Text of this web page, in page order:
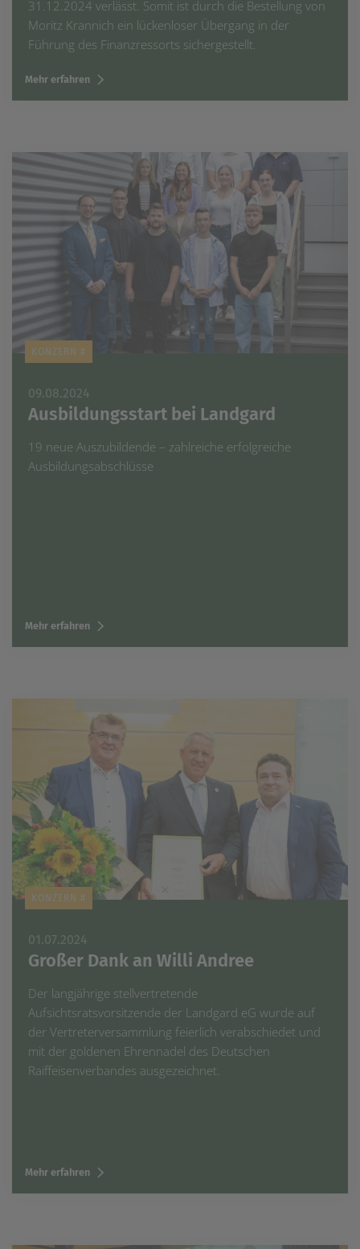
31.12.2024 verlässt. Somit ist durch die Bestellung von
Moritz Krannich ein lückenloser Übergang in der
Führung des Finanzressorts sichergestellt.
Mehr erfahren
KONZERN #
09.08.2024
Ausbildungsstart bei Landgard
19 neue Auszubildende – zahlreiche erfolgreiche
Ausbildungsabschlüsse
Mehr erfahren
KONZERN #
01.07.2024
Großer Dank an Willi Andree
Der langjährige stellvertretende
Aufsichtsratsvorsitzende der Landgard eG wurde auf
der Vertreterversammlung feierlich verabschiedet und
mit der goldenen Ehrennadel des Deutschen
Raiffeisenverbandes ausgezeichnet.
Mehr erfahren